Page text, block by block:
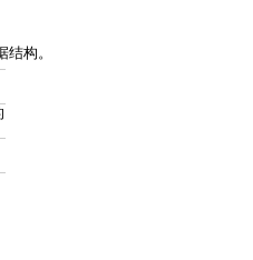
构。